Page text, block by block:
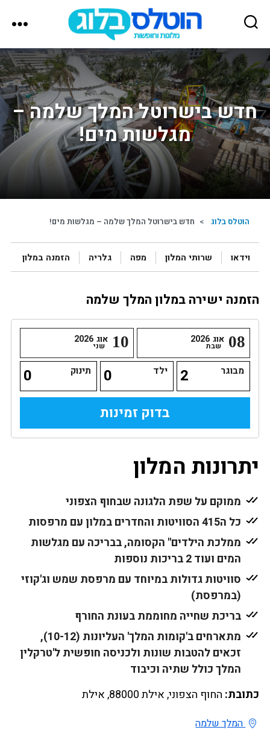
הוטלס
בלוג
חדש בישרוטל המלך שלמה –
מגלשות מים!
הוטלס בלוג > חדש בישרוטל המלך שלמה – מגלשות מים!
וידאו שרותי המלון מפה גלריה הזמנה במלון
הזמנה ישירה במלון המלך שלמה
08 אוג 2026
שבת 10 אוג 2026
שני
מבוגר ילד תינוק
יתרונות המלון
ממוקם על שפת הלגונה שבחוף הצפוני
כל ה415 הסוויטות והחדרים במלון עם מרפסות
ממלכת הילדים" הקסומה, בבריכה עם מגלשות
המים ועוד 2 בריכות נוספות
סוויטות גדולות במיוחד עם מרפסת שמש וג'קוזי
(במרפסת)
בריכת שחייה מחוממת בעונת החורף
מתארחים ב'קומות המלך' העליונות (10-12),
זכאים להטבות שונות ולכניסה חופשית ל'טרקלין
המלך כולל שתיה וכיבוד
כתובת: החוף הצפוני, אילת 88000, אילת
המלך שלמה